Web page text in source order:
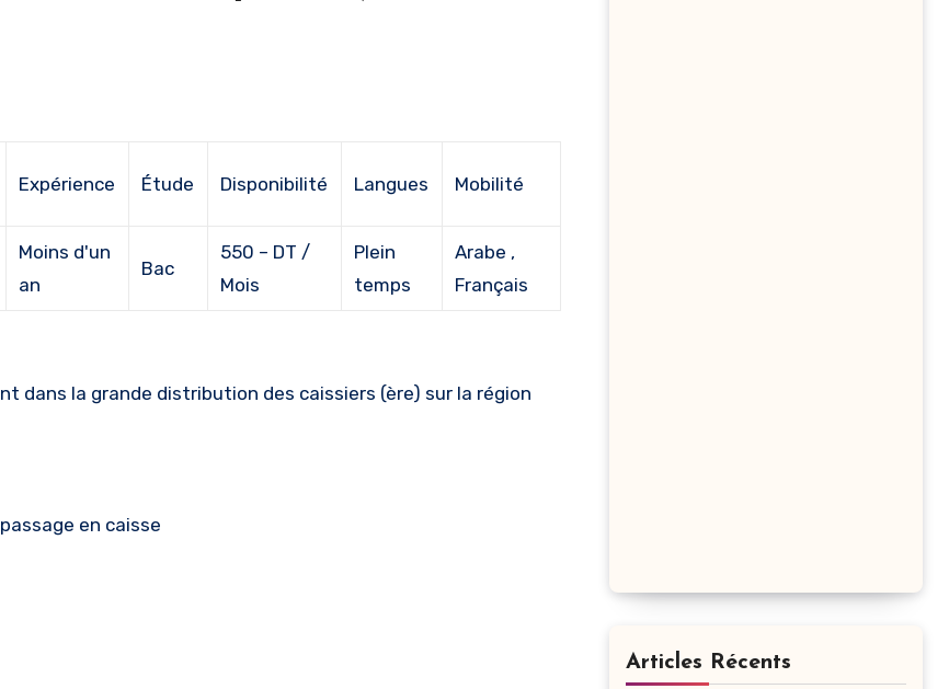
Expérience Étude Disponibilité Langues Mobilité
Moins d'un
an
Bac
550 – DT /
Mois
Plein
temps
Arabe ,
Français
dans la grande distribution des caissiers (ère) sur la région
en caisse
Articles Récents